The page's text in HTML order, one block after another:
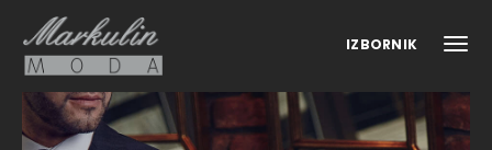
IZBORNIK